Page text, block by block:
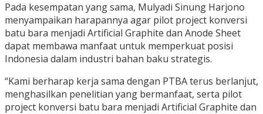
Pada kesempatan yang sama, Mulyadi Sinung Harjono
menyampaikan harapannya agar pilot project konversi
batu bara menjadi Artificial Graphite dan Anode Sheet
dapat membawa manfaat untuk memperkuat posisi
Indonesia dalam industri bahan baku strategis.
“Kami berharap kerja sama dengan PTBA terus berlanjut,
menghasilkan penelitian yang bermanfaat, serta pilot
project konversi batu bara menjadi Artificial Graphite dan